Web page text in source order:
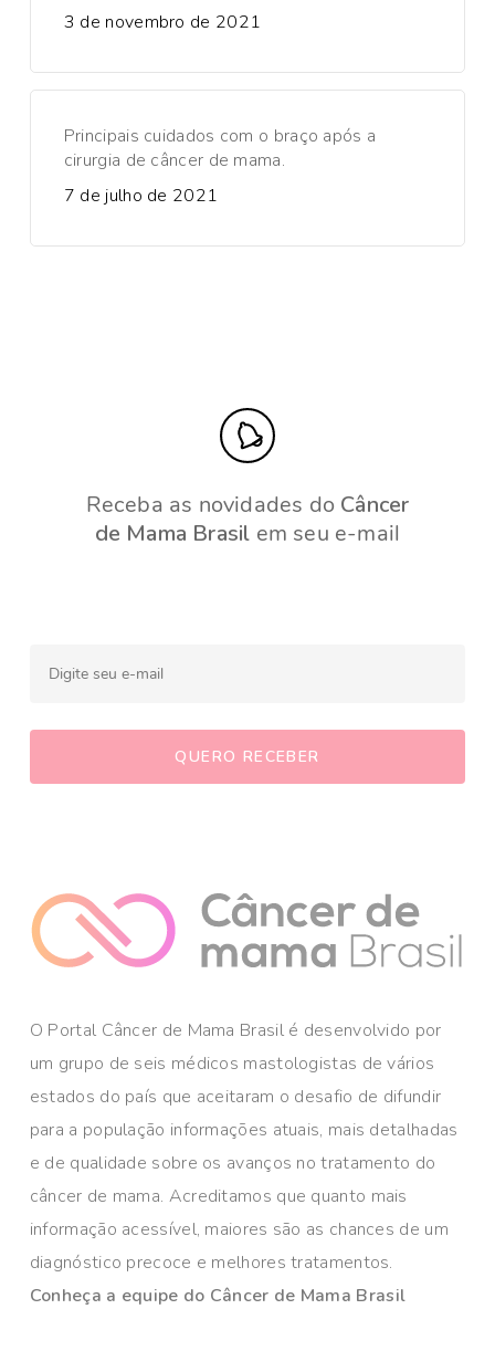
3 de novembro de 2021
Principais cuidados com o braço após a
cirurgia de câncer de mama.
7 de julho de 2021
Receba as novidades do Câncer
de Mama Brasil em seu e-mail
O Portal Câncer de Mama Brasil é desenvolvido por
um grupo de seis médicos mastologistas de vários
estados do país que aceitaram o desafio de difundir
para a população informações atuais, mais detalhadas
e de qualidade sobre os avanços no tratamento do
câncer de mama. Acreditamos que quanto mais
informação acessível, maiores são as chances de um
diagnóstico precoce e melhores tratamentos.
Conheça a equipe do Câncer de Mama Brasil